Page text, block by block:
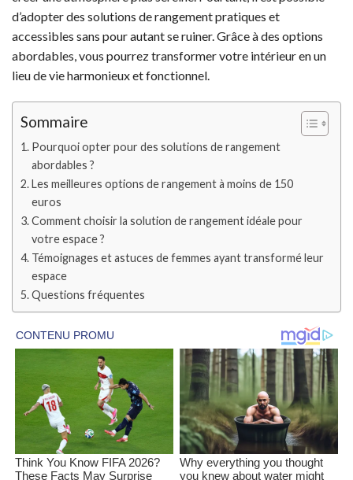
d’adopter des solutions de rangement pratiques et
accessibles sans pour autant se ruiner. Grâce à des options
abordables, vous pourrez transformer votre intérieur en un
lieu de vie harmonieux et fonctionnel.
Sommaire
Pourquoi opter pour des solutions de rangement
abordables ?
Les meilleures options de rangement à moins de 150
euros
Comment choisir la solution de rangement idéale pour
votre espace ?
Témoignages et astuces de femmes ayant transformé leur
espace
Questions fréquentes